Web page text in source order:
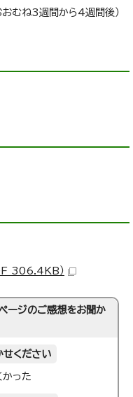
おむね3週間から4週間後）
306.4KB）
ージのご感想をお聞か
せください
かった